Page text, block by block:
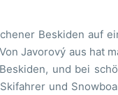
Beskiden auf
Javorový aus hat
und bei
und